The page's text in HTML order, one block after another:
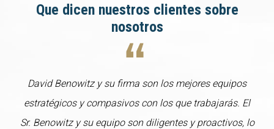
Que dicen nuestros clientes sobre
nosotros
David Benowitz y su firma son los mejores equipos
estratégicos y compasivos con los que trabajarás. El
Sr. Benowitz y su equipo son diligentes y proactivos, lo